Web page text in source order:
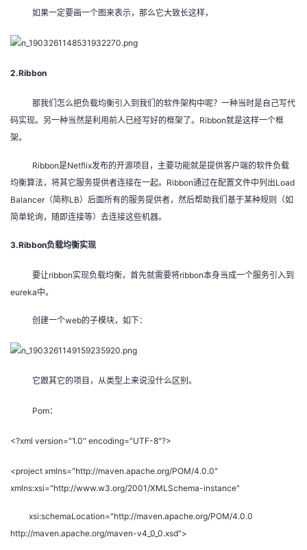
的
程
我
认
证
的
实
验
我
的
收
藏
我
技
支
持
的
声
建
议
如果一定要画一个图来表示，那么它大致长这样，
2.Ribbon
那我们怎么把负载均衡引入到我们的软件架构中呢？一种当时是自己写代
码实现。另一种当然是利用前人已经写好的框架了。Ribbon就是这样一个框
架。
Ribbon是Netflix发布的开源项目，主要功能就是提供客户端的软件负载
均衡算法，将其它服务提供者连接在一起。Ribbon通过在配置文件中列出Load
Balancer（简称LB）后面所有的服务提供者，然后帮助我们基于某种规则（如
简单轮询，随即连接等）去连接这些机器。
3.Ribbon负载均衡实现
要让ribbon实现负载均衡，首先就需要将ribbon本身当成一个服务引入到
eureka中。
创建一个web的子模块，如下：
它跟其它的项目，从类型上来说没什么区别。
Pom：
<?xml version="1.0" encoding="UTF-8"?>
<project xmlns="http://maven.apache.org/POM/4.0.0"
xmlns:xsi="http://www.w3.org/2001/XMLSchema-instance"
xsi:schemaLocation="http://maven.apache.org/POM/4.0.0
http://maven.apache.org/maven-v4_0_0.xsd">